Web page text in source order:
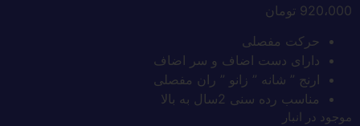
920،000 تومان
حرکت مفصلی
دارای دست اضاف و سر اضاف
ارنج ” شانه ” زانو ” ران مفصلی
مناسب رده سنی 2سال به بالا
موجود در انبار